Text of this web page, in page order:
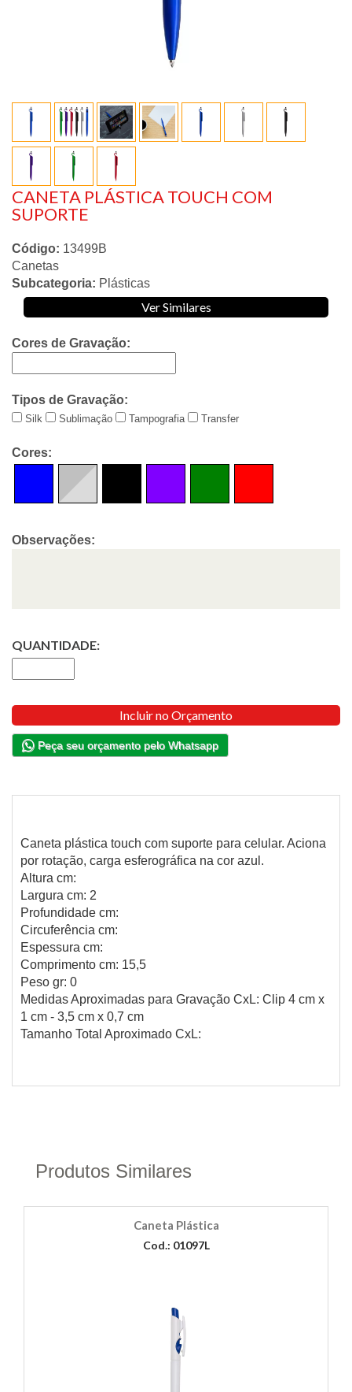
CANETA PLÁSTICA TOUCH COM
SUPORTE
Código: 13499B
Canetas
Subcategoria: Plásticas
Ver Similares
Cores de Gravação:
Tipos de Gravação:
Silk Sublimação Tampografia Transfer
Cores:
Observações:
QUANTIDADE:
Incluir no Orçamento
Peça seu orçamento pelo Whatsapp
Caneta plástica touch com suporte para celular. Aciona
por rotação, carga esferográfica na cor azul.
Altura cm:
Largura cm: 2
Profundidade cm:
Circuferência cm:
Espessura cm:
Comprimento cm: 15,5
Peso gr: 0
Medidas Aproximadas para Gravação CxL: Clip 4 cm x
1 cm - 3,5 cm x 0,7 cm
Tamanho Total Aproximado CxL:
Produtos Similares
Caneta Plástica
Cod.: 01097L